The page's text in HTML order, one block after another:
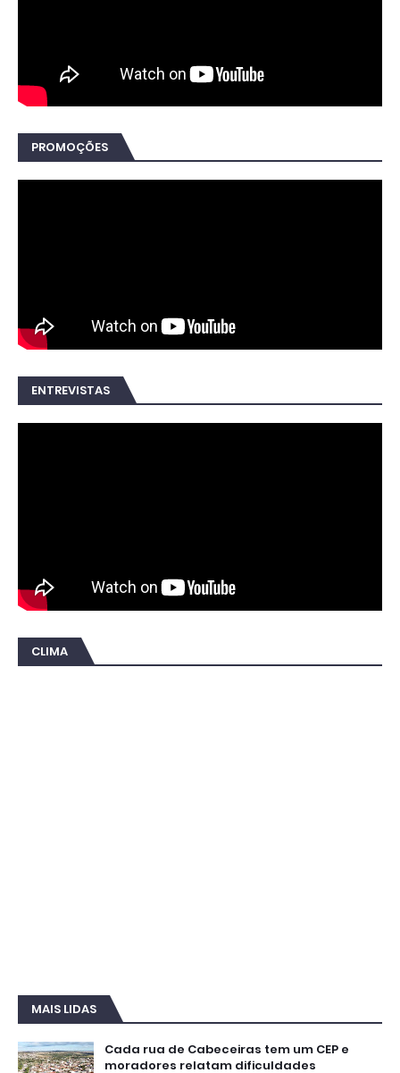
PROMOÇÕES
ENTREVISTAS
CLIMA
MAIS LIDAS
Cada rua de Cabeceiras tem um CEP e
moradores relatam dificuldades